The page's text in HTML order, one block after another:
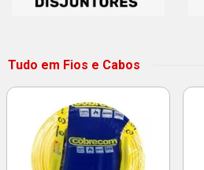
Tudo em Fios e Cabos